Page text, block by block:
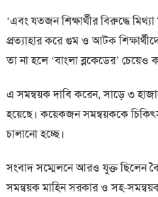
‘এবং যতজন শিক্ষার্থীর বিরুদ্ধে
প্রত্যাহার করে গুম ও আটক
তা না হলে ‘বাংলা ব্লকেডের’
এ সমন্বয়ক দাবি করেন, সাড়ে ৩
হয়েছে। কয়েকজন সমন্বয়ককে
চালানো হচ্ছে।
সংবাদ সম্মেলনে আরও যুক্ত ছিলেন
সমন্বয়ক মাহিন সরকার ও সহ-